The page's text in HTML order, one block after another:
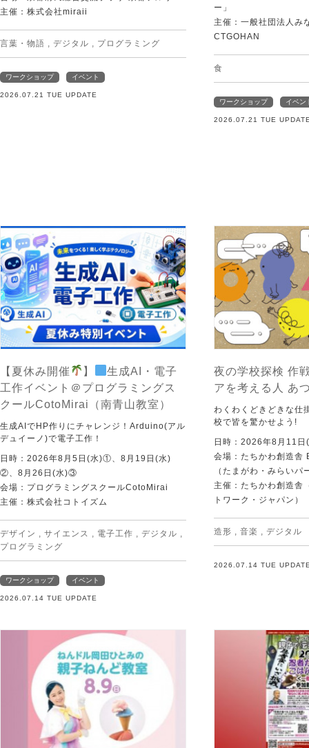
主催：株式会社miraii
言葉・物語 デジタル プログラミング
ワークショップ イベント
2026.07.21 TUE UPDATE
ー」
主催：一般社団法人み
CTGOHAN
食
ワークショップ イベン
2026.07.21 TUE
【夏休み開催 】
生成AI・電子
工作イベント＠プログラミングス
クールCotoMirai（南青山教室）
生成AIでHP作りにチャレンジ！Arduino(アル
デュイーノ)で電子工作！
日時：2026年8月5日(水)①、8月19日(水)
②、8月26日(水)③
会場：プログラミングスクールCotoMirai
主催：株式会社コトイズム
デザイン サイエンス 電子工作 デジタル
プログラミング
ワークショップ イベント
2026.07.14 TUE UPDATE
夜の学校探検 作
アを考える人 あ
わくわくどきどきな仕
校で皆を驚かせよう!
日時：2026年8月11日
会場：たちかわ創造舎
（たまがわ・みらいパ
主催：たちかわ創造舎
トワーク・ジャパン）
造形 音楽 デジタル
2026.07.14 TUE